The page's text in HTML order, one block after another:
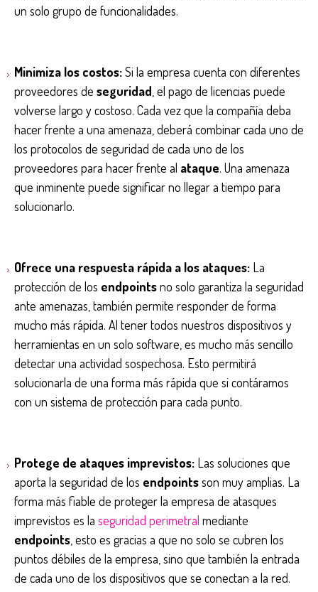
un solo grupo de funcionalidades.
Minimiza los costos:Si la empresa cuenta con diferentes
proveedores de seguridad , el pago de licencias puede
volverse largo y costoso. Cada vez que la compañía deba
hacer frente a una amenaza, deberá combinar cada uno de
los protocolos de seguridad de cada uno de los
proveedores para hacer frente al ataque. Una amenaza
que inminente puede significar no llegar a tiempo para
solucionarlo.
Ofrece una respuesta rápida a los ataques: La
protección de los endpointsno solo garantiza la seguridad
ante amenazas, también permite responder de forma
mucho más rápida. Al tener todos nuestros dispositivos y
herramientas en un solo software, es mucho más sencillo
detectar una actividad sospechosa. Esto permitirá
solucionarla de una forma más rápida que si contáramos
con un sistema de protección para cada punto.
Protege de ataques imprevistos: Las soluciones que
aporta la seguridad de los endpointsson muy amplias. La
forma más fiable de proteger la empresa de atasques
imprevistos es la seguridad perimetral mediante
endpoints , esto es gracias a que no solo se cubren los
puntos débiles de la empresa, sino que también la entrada
de cada uno de los dispositivos que se conectan a la red.